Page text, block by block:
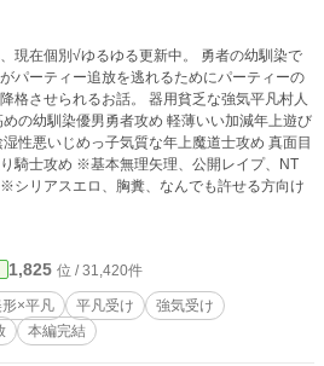
個別√ゆるゆる更新中。 勇者の幼馴染で
パーティー追放を逃れるためにパーティーの
れるお話。 器用貧乏な強気平凡村人
の幼馴染優男勇者攻め 軽薄いい加減年上遊び
湿性悪いじめっ子気質な年上魔道士攻め 真面目
矢理、公開レイプ、NT
シリアスエロ、胸糞、なんでも許せる方向け
1,825 位 / 31,420件
×平凡 平凡受け
強気受け
本編完結